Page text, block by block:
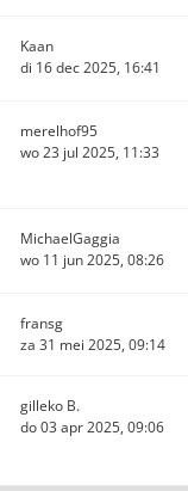
Kaan
di 16 dec 2025, 16:41
merelhof95
wo 23 jul 2025, 11:33
MichaelGaggia
wo 11 jun 2025, 08:26
fransg
za 31 mei 2025, 09:14
gilleko B.
do 03 apr 2025, 09:06